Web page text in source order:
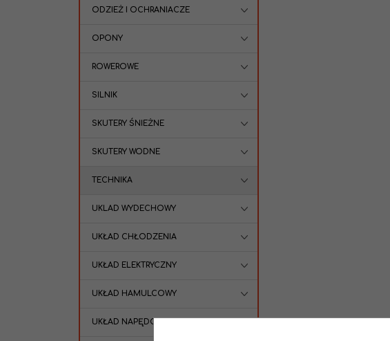
ODZIEŻ I OCHRANIACZE
OPONY
ROWEROWE
SILNIK
SKUTERY ŚNIEŻNE
SKUTERY WODNE
TECHNIKA
UKLAD WYDECHOWY
UKŁAD CHŁODZENIA
UKŁAD ELEKTRYCZNY
UKŁAD HAMULCOWY
UKŁAD NAPĘDOWY